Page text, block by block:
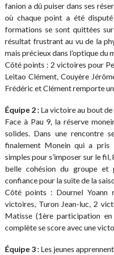
fanion a dû puiser dans ses
où chaque point a été
formations se sont quittées
résultat frustrant au vu de la
mais précieux dans l’optique du
Côté points : 2 victoires pour
Leitao Clément, Couyère
Frédéric et Clément remporte
Équipe 2 : La victoire au bout
Face à Pau 9, la réserve
solides. Dans une rencontre
finalement Monein qui a pris
simples pour s’imposer sur le
belle cohésion du groupe
confiance pour la suite de la
Côté points : Dournel Yoann
victoires, Turon Jean-luc, 2
Matisse (1ère participation
complète se score avec une
Équipe 3 : Les jeunes